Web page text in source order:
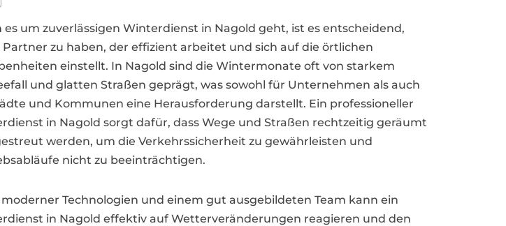
es um zuverlässigen Winterdienst in Nagold geht, ist es entscheidend,
Partner zu haben, der effizient arbeitet und sich auf die örtlichen
einstellt. In Nagold sind die Wintermonate oft von starkem
und glatten Straßen geprägt, was sowohl für Unternehmen als auch
und Kommunen eine Herausforderung darstellt. Ein professioneller
in Nagold sorgt dafür, dass Wege und Straßen rechtzeitig geräumt
werden, um die Verkehrssicherheit zu gewährleisten und
nicht zu beeinträchtigen.
Technologien und einem gut ausgebildeten Team kann ein
in Nagold effektiv auf Wetterveränderungen reagieren und den